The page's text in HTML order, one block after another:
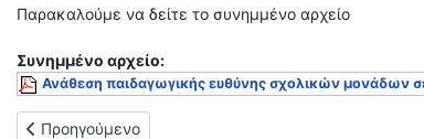
Παρακαλούμε να δείτε το συνημμένο αρχείο
Συνημμένo αρχείο:
Ανάθεση παιδαγωγικής ευθύνης σχολικών μονάδων
Προηγούμενο άρθρο: ΣΥΜΒΟΥΛΟΙ ΕΚΠΑΙΔΕΥΣΗΣ ΔΔΕ
Προηγούμενο